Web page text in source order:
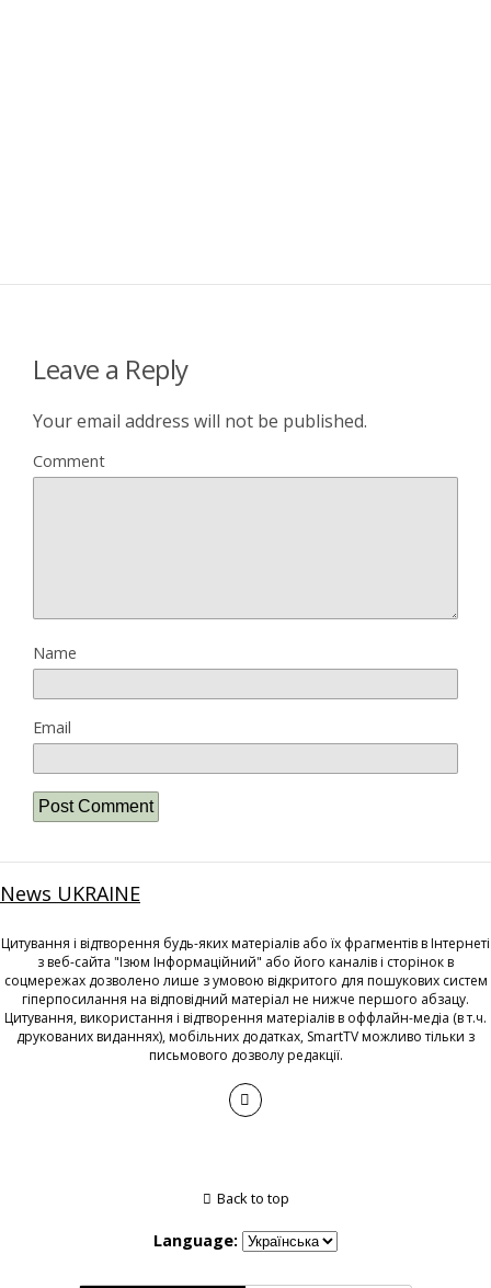
Leave a Reply
Your email address will not be published.
Comment
Name
Email
News UKRAINE
Цитування і відтворення будь-яких матеріалів або їх фрагментів в Інтернеті
з веб-сайта "Ізюм Інформаційний" або його каналів і сторінок в
соцмережах дозволено лише з умовою відкритого для пошукових систем
гіперпосилання на відповідний матеріал не нижче першого абзацу.
Цитування, використання і відтворення матеріалів в оффлайн-медіа (в т.ч.
друкованих виданнях), мобільних додатках, SmartTV можливо тільки з
письмового дозволу редакції.
Back to top
Language: